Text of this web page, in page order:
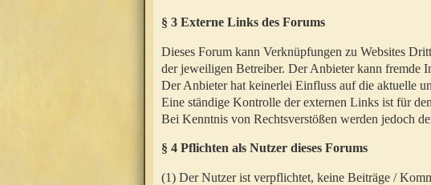
§ 3 Externe Links des Forums
Dieses Forum kann Verknüpfungen zu Websites
der jeweiligen Betreiber. Der Anbieter kann fremde
Der Anbieter hat keinerlei Einfluss auf die aktuelle
Eine ständige Kontrolle der externen Links ist für
Bei Kenntnis von Rechtsverstößen werden jedoch
§ 4 Pflichten als Nutzer dieses Forums
(1) Der Nutzer ist verpflichtet, keine Beiträge /